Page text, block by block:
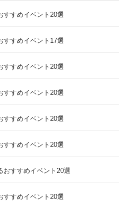
すすめイベント20選
すすめイベント17選
すすめイベント20選
すすめイベント20選
すすめイベント20選
すすめイベント20選
おすすめイベント20選
すすめイベント20選